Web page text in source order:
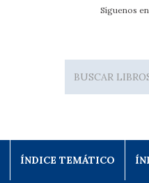
Síguenos
ÍNDICE TEMÁTICO